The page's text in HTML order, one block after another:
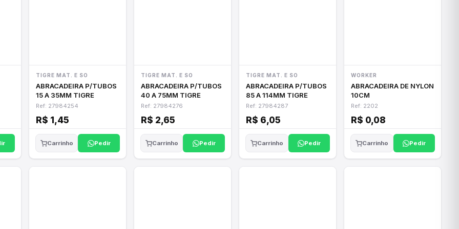
TIGRE MAT. E SO
ABRACADEIRA P/TUBOS
15 A 35MM TIGRE
Ref: 27984254
R$ 1,45
Carrinho Pedir
TIGRE MAT. E SO
ABRACADEIRA P/TUBOS
40 A 75MM TIGRE
Ref: 27984276
R$ 2,65
Carrinho Pedir
TIGRE MAT. E SO
ABRACADEIRA P/TUBOS
85 A 114MM TIGRE
Ref: 27984287
R$ 6,05
Carrinho Pedir
WORKER
ABRACADEIRA DE NYLON
10CM
Ref: 2202
R$ 0,08
Carrinho Pedir